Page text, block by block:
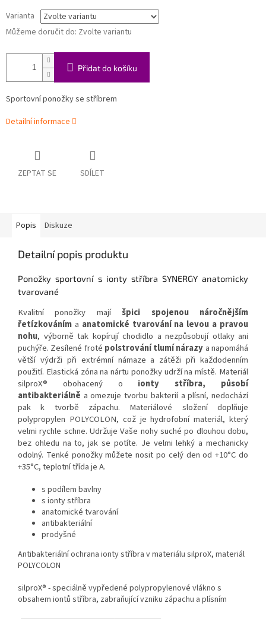
Varianta
Můžeme doručit do: Zvolte variantu
Přidat do košíku
Sportovní ponožky se stříbrem
Detailní informace
ZEPTAT SE SDÍLET
Popis Diskuze
Detailní popis produktu
Ponožky sportovní s ionty stříbra SYNERGY anatomicky
tvarované
Kvalitní ponožky majíšpici spojenou náročnějším
řetízkováním a anatomické tvarování na levou a pravou
nohu, výborně tak kopírují chodidlo a nezpůsobují otlaky ani
puchýře. Zesílené froté polstrování tlumí nárazy a napomáhá
větší výdrži při extrémní námaze a zátěži při každodenním
použití. Elastická zóna na nártu ponožky udrží na místě. Materiál
silproX® obohacený o ionty stříbra, působí
antibakteriálně a omezuje tvorbu bakterií a plísní, nedochází
pak k tvorbě zápachu. Materiálové složení doplňuje
polypropylen POLYCOLON, což je hydrofobní materiál, který
velmi rychle schne. Udržuje Vaše nohy suché po dlouhou dobu,
bez ohledu na to, jak se potíte. Je velmi lehký a mechanicky
odolný. Tenké ponožky můžete nosit po celý den od +10°C do
+35°C, teplotní třída je A.
s podílem bavlny
s ionty stříbra
anatomické tvarování
antibakteriální
prodyšné
Antibakteriální ochrana ionty stříbra v materiálu silproX, materiál
POLYCOLON
silproX® - speciálně vypředené polypropylenové vlákno s
obsahem iontů stříbra, zabraňující vzniku zápachu a plísním